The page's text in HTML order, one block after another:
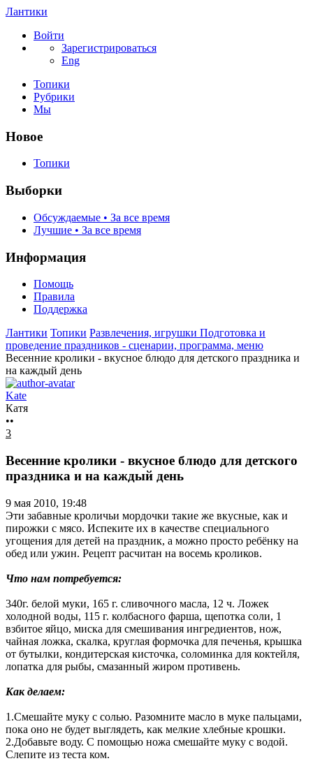
Лантики
Войти
Зарегистрироваться
Eng
Топики
Рубрики
Мы
Новое
Топики
Выборки
Обсуждаемые • За все время
Лучшие • За все время
Информация
Помощь
Правила
Поддержка
Лантики Топики Развлечения, игрушки Подготовка и
проведение праздников - сценарии, программа, меню
Весенние кролики - вкусное блюдо для детского праздника и
на каждый день
Kate
Катя
••
3
Весенние кролики - вкусное блюдо для детского
праздника и на каждый день
9 мая 2010, 19:48
Эти забавные кроличьи мордочки такие же вкусные, как и
пирожки с мясо. Испеките их в качестве специального
угощения для детей на праздник, а можно просто ребёнку на
обед или ужин. Рецепт расчитан на восемь кроликов.
Что нам потребуется:
340г. белой муки, 165 г. сливочного масла, 12 ч. Ложек
холодной воды, 115 г. колбасного фарша, щепотка соли, 1
взбитое яйцо, миска для смешивания ингредиентов, нож,
чайная ложка, скалка, круглая формочка для печенья, крышка
от бутылки, кондитерская кисточка, соломинка для коктейля,
лопатка для рыбы, смазанный жиром противень.
Как делаем:
1.Смешайте муку с солью. Разомните масло в муке пальцами,
пока оно не будет выглядеть, как мелкие хлебные крошки.
2.Добавьте воду. С помощью ножа смешайте муку с водой.
Слепите из теста ком.